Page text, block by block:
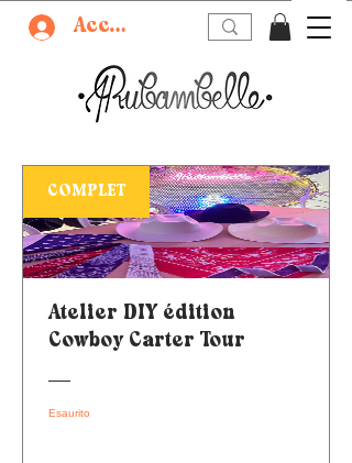
Accedi
COMPLET
Atelier DIY édition
Cowboy Carter Tour
Esaurito